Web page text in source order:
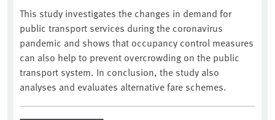
This study investigates the changes in demand for
public transport services during the coronavirus
pandemic and shows that occupancy control measures
can also help to prevent overcrowding on the public
transport system. In conclusion, the study also
analyses and evaluates alternative fare schemes.